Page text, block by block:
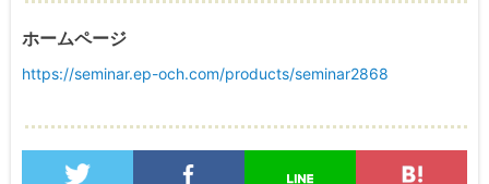
ホームページ
https://seminar.ep-och.com/products/seminar2868